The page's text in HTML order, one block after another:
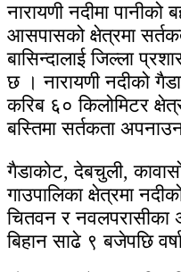
नारायणी नदीमा पानीको
आसपासको क्षेत्रमा
बासिन्दालाई जिल्ला
छ । नारायणी नदीको
करिब ६० किलोमिटर
बस्तिमा सर्तकता
गैडाकोट, देबचुली,
गाउपालिका क्षेत्रमा
चितवन र नवलपरासीका
बिहान साढे ९ बजेपछि